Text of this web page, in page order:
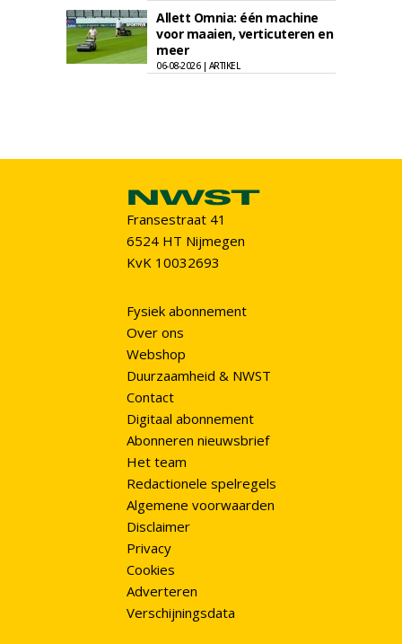
Allett Omnia: één machine
voor maaien, verticuteren en
meer
06-08-2026 | ARTIKEL
Fransestraat 41
6524 HT Nijmegen
KvK 10032693
Fysiek abonnement
Over ons
Webshop
Duurzaamheid & NWST
Contact
Digitaal abonnement
Abonneren nieuwsbrief
Het team
Redactionele spelregels
Algemene voorwaarden
Disclaimer
Privacy
Cookies
Adverteren
Verschijningsdata